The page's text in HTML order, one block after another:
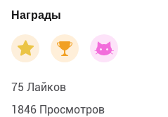
Награды
75 Лайков
1846 Просмотров